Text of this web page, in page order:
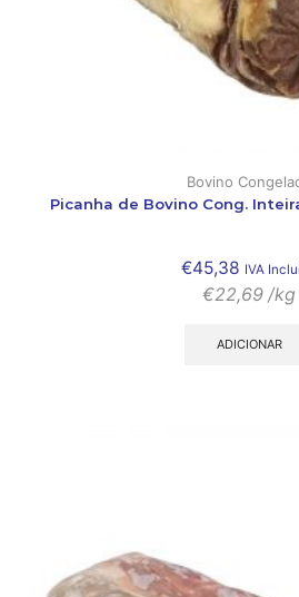
Bovino
Picanha de Bovino Cong.
€45,38 IVA
€22,69 /kg
ADICIONAR